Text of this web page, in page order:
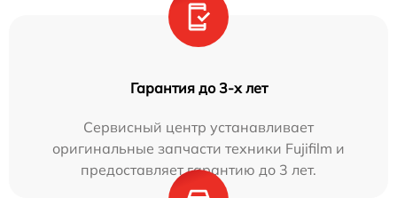
Гарантия до 3-х лет
Сервисный центр устанавливает
оригинальные запчасти техники Fujifilm и
предоставляет гарантию до 3 лет.